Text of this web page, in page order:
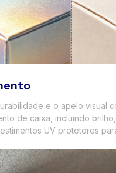
e o apelo visual
de caixa, incluindo
UV protetores